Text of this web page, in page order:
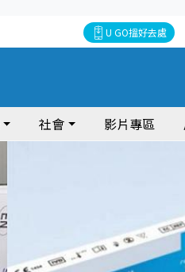
U GO搵好去處
社會 影片專區